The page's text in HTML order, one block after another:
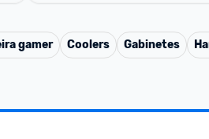
gamer Coolers Gabinetes